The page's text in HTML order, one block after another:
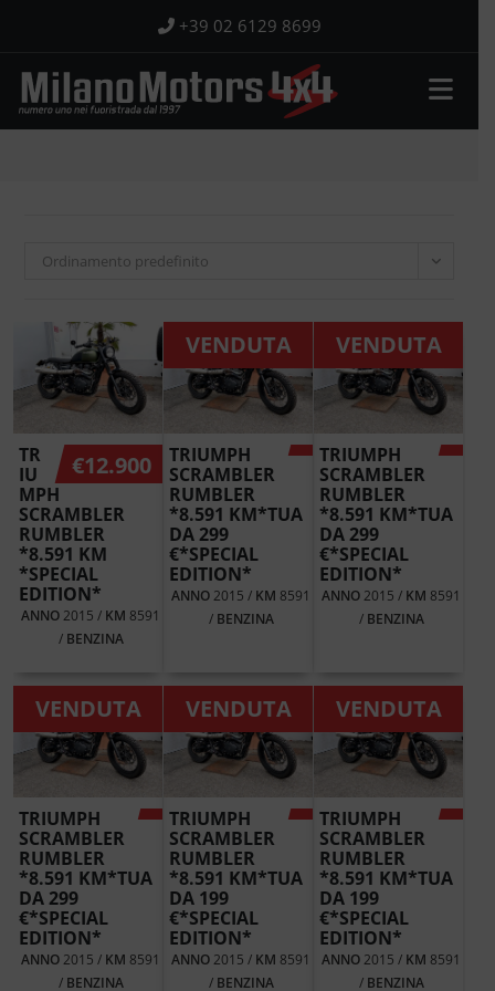
contenuto
+39 02 6129 8699
Ordinamento predefinito
€12.900
TR
IU
MPH
SCRAMBLER
RUMBLER
*8.591 KM
*SPECIAL
EDITION*
ANNO2015 / KM 8591
/ BENZINA
VENDUTA
TRIUMPH
SCRAMBLER
RUMBLER
*8.591 KM*TUA
DA 299
€*SPECIAL
EDITION*
ANNO2015 / KM 8591
/ BENZINA
VENDUTA
TRIUMPH
SCRAMBLER
RUMBLER
*8.591 KM*TUA
DA 299
€*SPECIAL
EDITION*
ANNO2015 / KM 8591
/ BENZINA
VENDUTA
TRIUMPH
SCRAMBLER
RUMBLER
*8.591 KM*TUA
DA 299
€*SPECIAL
EDITION*
ANNO2015 / KM 8591
/ BENZINA
VENDUTA
TRIUMPH
SCRAMBLER
RUMBLER
*8.591 KM*TUA
DA 199
€*SPECIAL
EDITION*
ANNO2015 / KM 8591
/ BENZINA
VENDUTA
TRIUMPH
SCRAMBLER
RUMBLER
*8.591 KM*TUA
DA 199
€*SPECIAL
EDITION*
ANNO2015 / KM 8591
/ BENZINA